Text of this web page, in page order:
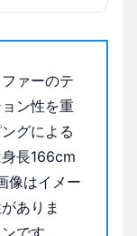
ァーのテ
ン性を重
グによる
長166cm
像はイメー
ありま